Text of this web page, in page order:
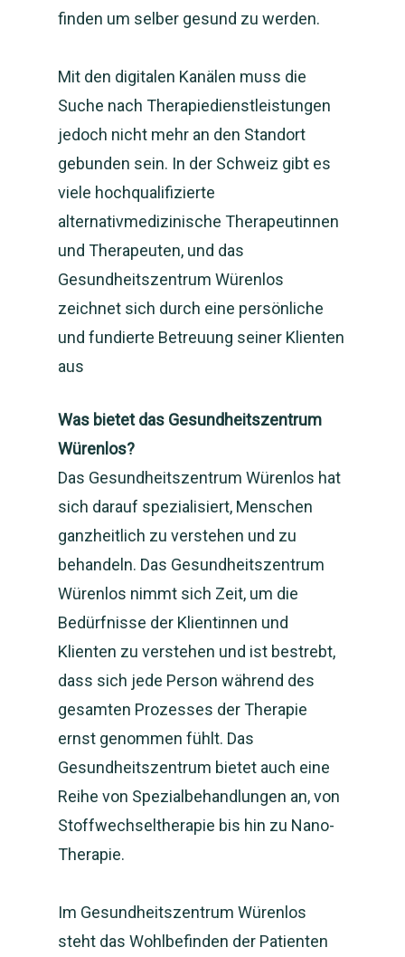
finden um selber gesund zu werden.
Mit den digitalen Kanälen muss die
Suche nach Therapiedienstleistungen
jedoch nicht mehr an den Standort
gebunden sein. In der Schweiz gibt es
viele hochqualifizierte
alternativmedizinische Therapeutinnen
und Therapeuten, und das
Gesundheitszentrum Würenlos
zeichnet sich durch eine persönliche
und fundierte Betreuung seiner Klienten
aus
Was bietet das Gesundheitszentrum
Würenlos?
Das Gesundheitszentrum Würenlos hat
sich darauf spezialisiert, Menschen
ganzheitlich zu verstehen und zu
behandeln. Das Gesundheitszentrum
Würenlos nimmt sich Zeit, um die
Bedürfnisse der Klientinnen und
Klienten zu verstehen und ist bestrebt,
dass sich jede Person während des
gesamten Prozesses der Therapie
ernst genommen fühlt. Das
Gesundheitszentrum bietet auch eine
Reihe von Spezialbehandlungen an, von
Stoffwechseltherapie bis hin zu Nano-
Therapie.
Im Gesundheitszentrum Würenlos
steht das Wohlbefinden der Patienten